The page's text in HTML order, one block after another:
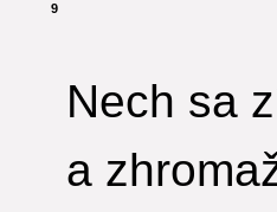
9
Nech sa
a